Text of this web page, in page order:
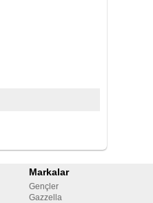
Markalar
Gençler
Gazzella